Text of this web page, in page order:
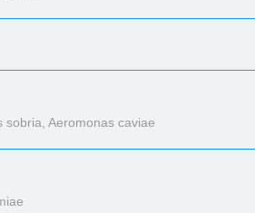
Aeromonas caviae